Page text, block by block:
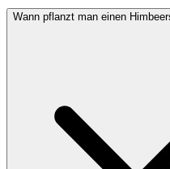
Wann pflanzt man einen